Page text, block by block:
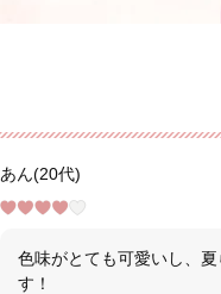
あん(20代)
色味がとても可愛いし、
す！